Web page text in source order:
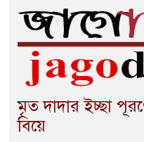
মৃত দাদার ইচ্ছা
বিয়ে